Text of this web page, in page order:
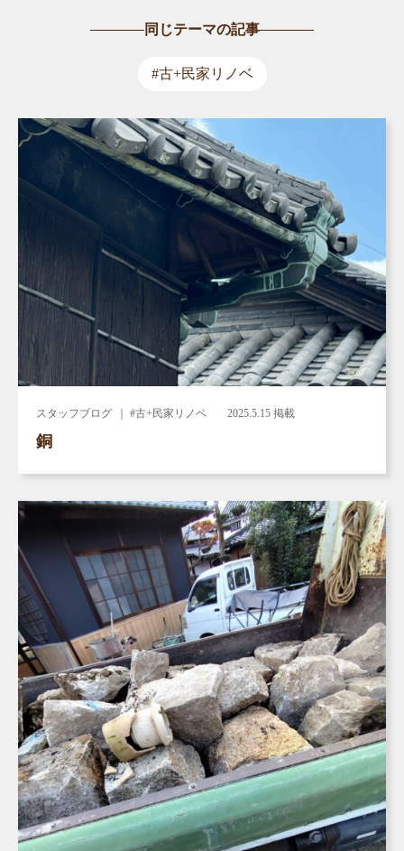
同じテーマの記事
#古+民家リノベ
スタッフブログ ｜ #古+民家リノベ 2025.5.15 掲載
銅